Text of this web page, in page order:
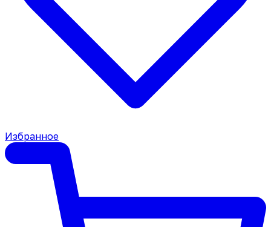
Избранное